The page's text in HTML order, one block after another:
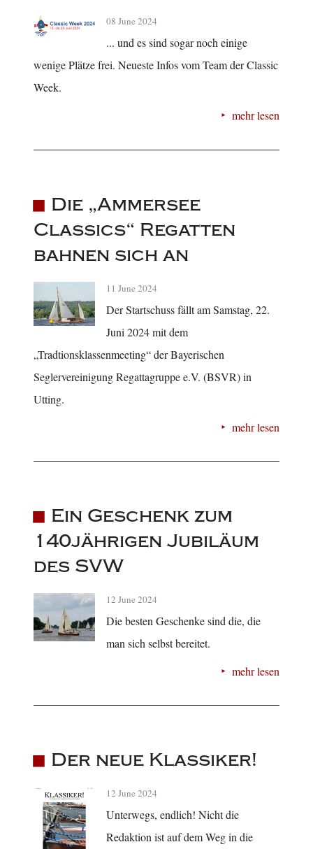
08 June 2024
... und es sind sogar noch einige
wenige Plätze frei. Neueste Infos vom Team der Classic
Week.
mehr lesen
Die „Ammersee
Classics“ Regatten
bahnen sich an
11 June 2024
Der Startschuss fällt am Samstag, 22.
Juni 2024 mit dem
„Tradtionsklassenmeeting“ der Bayerischen
Seglervereinigung Regattagruppe e.V. (BSVR) in
Utting.
mehr lesen
Ein Geschenk zum
140jährigen Jubiläum
des SVW
12 June 2024
Die besten Geschenke sind die, die
man sich selbst bereitet.
mehr lesen
Der neue Klassiker!
12 June 2024
Unterwegs, endlich! Nicht die
Redaktion ist auf dem Weg in die